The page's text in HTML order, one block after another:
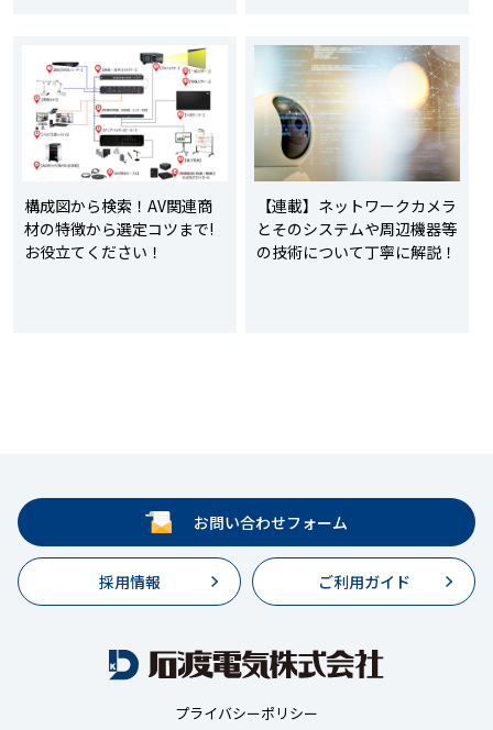
構成図から検索！AV関連商
材の特徴から選定コツまで!
お役立てください！
【連載】ネットワークカメラ
とそのシステムや周辺機器等
の技術について丁寧に解説！
お問い合わせフォーム
採用情報 ご利用ガイド
プライバシーポリシー